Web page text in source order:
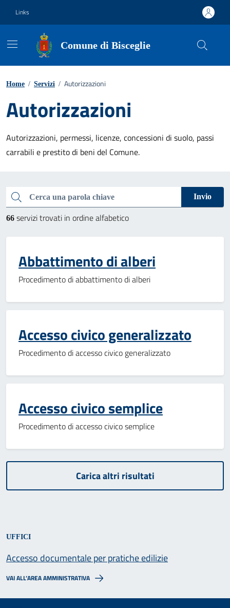
Links
Comune di Bisceglie
Home / Servizi / Autorizzazioni
Autorizzazioni
Autorizzazioni, permessi, licenze, concessioni di suolo, passi
carrabili e prestito di beni del Comune.
Cerca una parola chiave Invio
66 servizi trovati in ordine alfabetico
Abbattimento di alberi
Procedimento di abbattimento di alberi
Accesso civico generalizzato
Procedimento di accesso civico generalizzato
Accesso civico semplice
Procedimento di accesso civico semplice
Carica altri risultati
UFFICI
Accesso documentale per pratiche edilizie
VAI ALL’AREA AMMINISTRATIVA